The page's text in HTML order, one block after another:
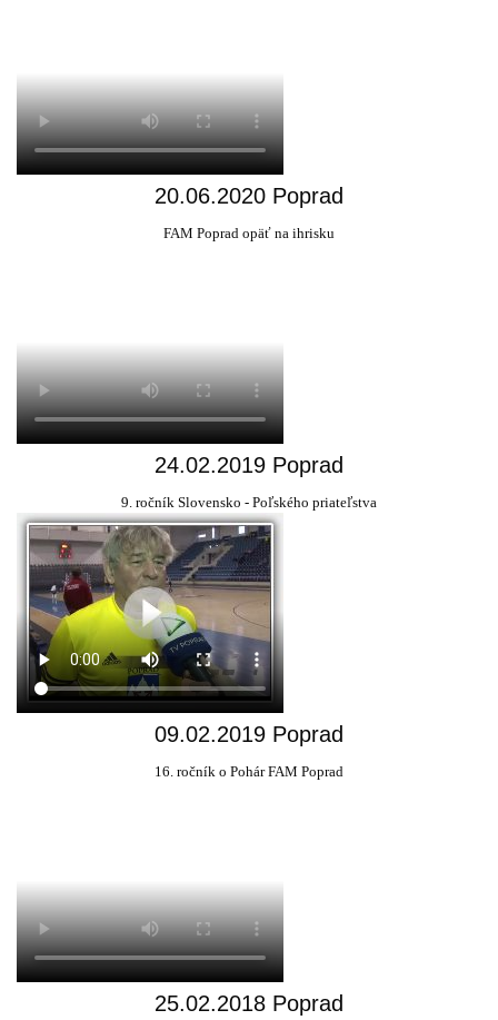
20.06.2020 Poprad
FAM Poprad opäť na ihrisku
24.02.2019 Poprad
9. ročník Slovensko - Poľského priateľstva
09.02.2019 Poprad
16. ročník o Pohár FAM Poprad
25.02.2018 Poprad